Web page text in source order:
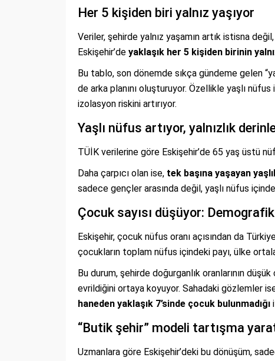
Her 5 kişiden biri yalnız yaşıyor
Veriler, şehirde yalnız yaşamın artık istisna
Eskişehir’de yaklaşık her 5 kişiden birinin
Bu tablo, son dönemde sıkça gündeme gelen
de arka planını oluşturuyor. Özellikle yaşlı nüfus
izolasyon riskini artırıyor.
Yaşlı nüfus artıyor, yalnızlık
TÜİK verilerine göre Eskişehir’de 65 yaş üstü
Daha çarpıcı olan ise, tek başına yaşayan
sadece gençler arasında değil, yaşlı nüfus
Çocuk sayısı düşüyor:
Eskişehir, çocuk nüfus oranı açısından da
çocukların toplam nüfus içindeki payı, ülke
Bu durum, şehirde doğurganlık oranlarının
evrildiğini ortaya koyuyor. Sahadaki gözlemler
haneden yaklaşık 7’sinde çocuk bulunmadığı
“Butik şehir” modeli tartışma
Uzmanlara göre Eskişehir’deki bu dönüşüm,